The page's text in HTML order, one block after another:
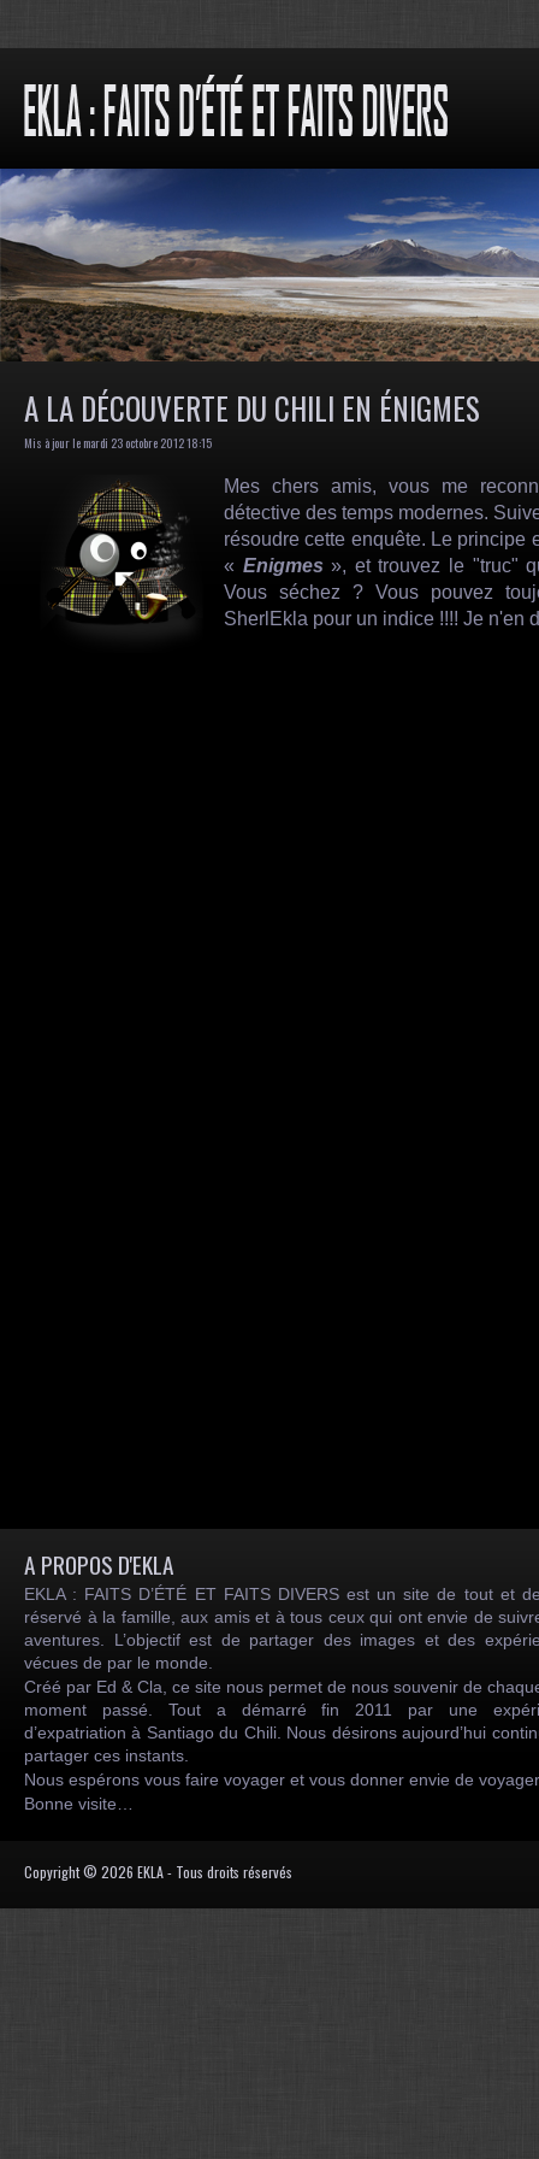
A LA DÉCOUVERTE DU CHILI EN ÉNIGMES
Mis à jour le mardi 23 octobre 2012 18:15
Mes chers amis, vous me
détective des temps modernes.
résoudre cette enquête. Le principe
« Enigmes », et trouvez le "truc"
Vous séchez ? Vous pouvez
SherlEkla pour un indice !!!! Je n'en
A PROPOS D'EKLA
EKLA : FAITS D’ÉTÉ ET FAITS DIVERS est un site de tout et
réservé à la famille, aux amis et à tous ceux qui ont envie de
aventures. L’objectif est de partager des images et des
vécues de par le monde.
Créé par Ed & Cla, ce site nous permet de nous souvenir de
moment passé. Tout a démarré fin 2011 par une
d’expatriation à Santiago du Chili. Nous désirons aujourd’hui
partager ces instants.
Nous espérons vous faire voyager et vous donner envie de
Bonne visite…
Copyright © 2026 EKLA - Tous droits réservés